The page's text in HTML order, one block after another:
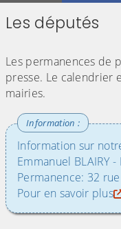
Les députés
Les permanences de
presse. Le calendrier
mairies.
Information sur
Emmanuel BLAIRY
Permanence: 32
Pour en savoir plus